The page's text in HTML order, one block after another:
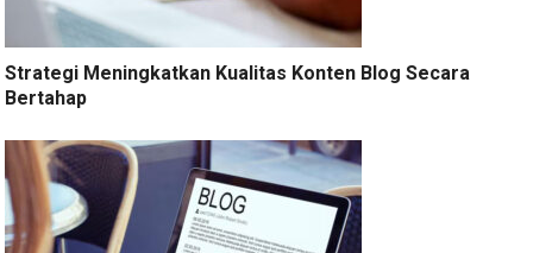
Strategi Meningkatkan Kualitas Konten Blog Secara
Bertahap